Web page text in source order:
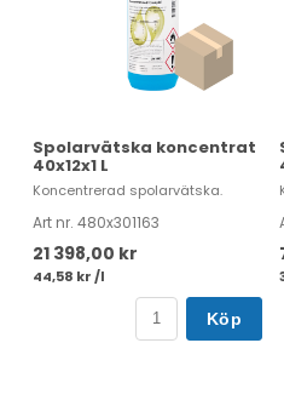
Spolarvätska koncentrat
40x12x1 L
Koncentrerad spolarvätska.
Art nr. 480x301163
21 398,00 kr
44,58 kr /l
Köp